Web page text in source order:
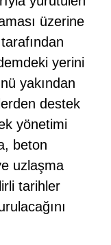
üzerine
yerini
yakından
destek
yönetimi
beton
uzlaşma
tarihler